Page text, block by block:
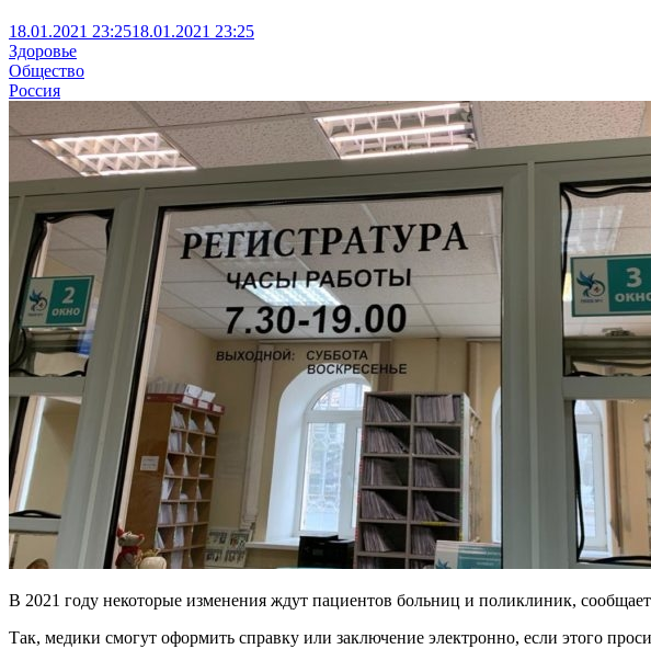
18.01.2021 23:2518.01.2021 23:25
Здоровье
Общество
Россия
В 2021 году некоторые изменения ждут пациентов больниц и поликлиник,
Так, медики смогут оформить справку или заключение электронно, если этого